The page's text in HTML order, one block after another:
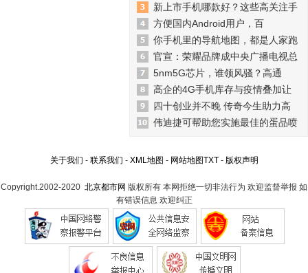
新上市手机哪款好？这些高关注手
方便国内Android用户，百
你手机里的导航地图，都是人家跑
官宣：荣耀品牌成中央广播电视总
5nm5G芯片，谁领风骚？高通
高企的4G手机库存与疫情叠加让
四十创业并不晚 传奇今生助力高
伟迪捷可帮助您实施最佳的蛋品喷
关于我们 - 联系我们 - XML地图 - 网站地图TXT- 版权声明
Copyright.2002-2020 北京都市网 版权所有 本网拒绝一切非法行为 欢迎监督举报 如
有错误信息 欢迎纠正